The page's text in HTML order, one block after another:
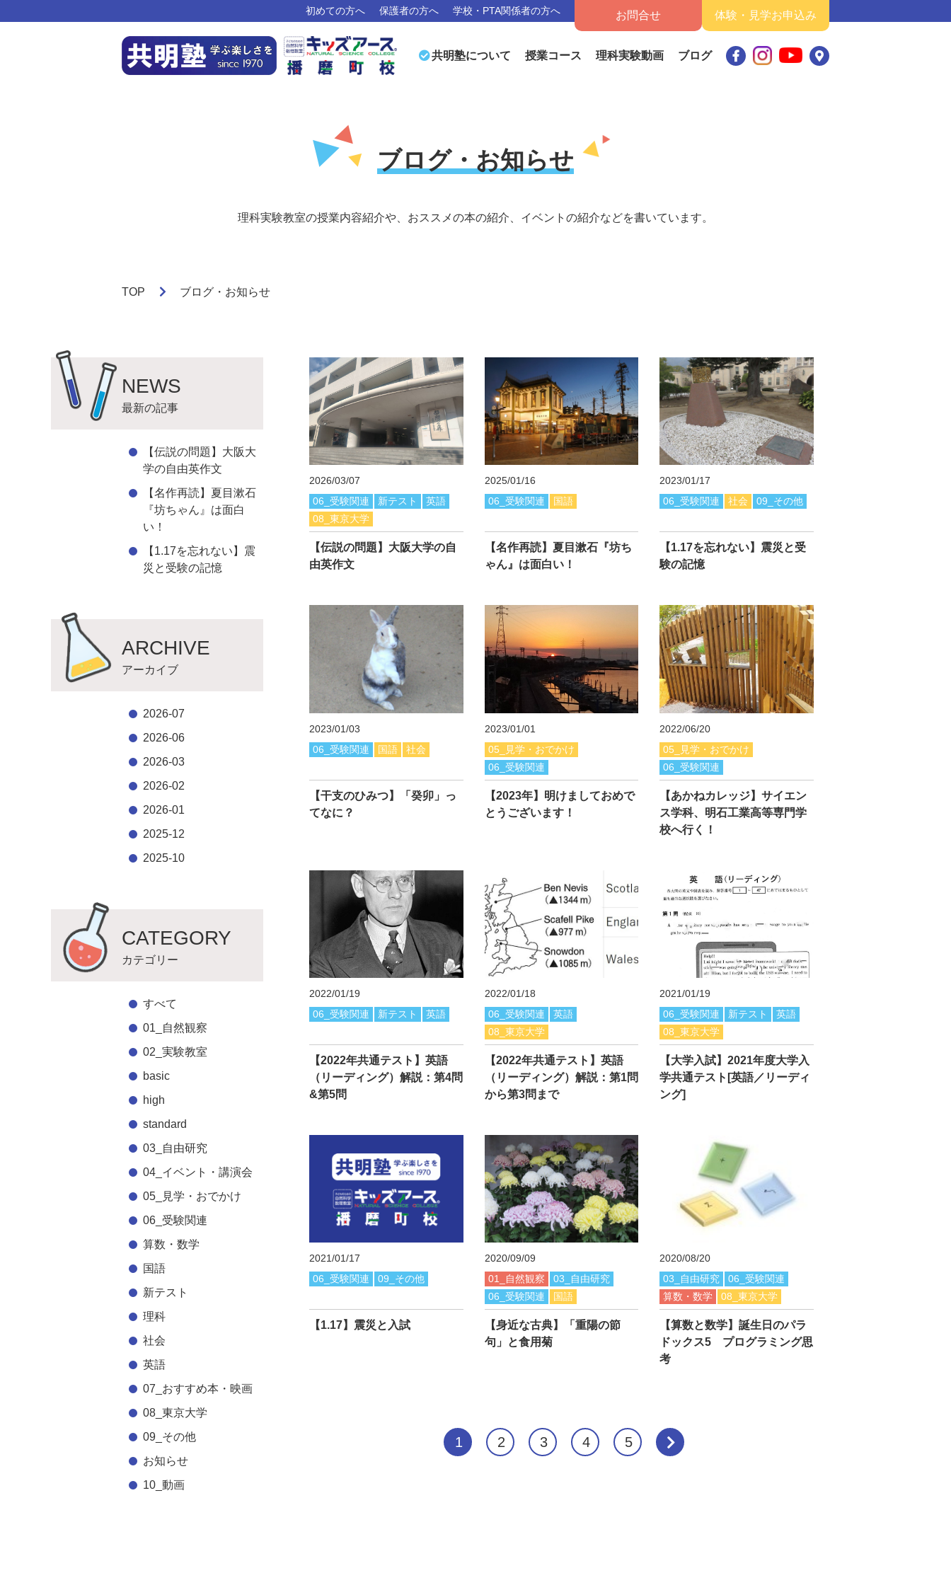
初めての方へ 保護者の方へ 学校・PTA関係者の方へ お問合せ 体験・見学お申込み
共明塾について 授業コース 理科実験動画 ブログ
ブログ・お知らせ
理科実験教室の授業内容紹介や、おススメの本の紹介、イベントの紹介などを書いています。
TOP ブログ・お知らせ
NEWS
最新の記事
【伝説の問題】大阪大
学の自由英作文
【名作再読】夏目漱石
『坊ちゃん』は面白
い！
【1.17を忘れない】震
災と受験の記憶
ARCHIVE
アーカイブ
2026-07
2026-06
2026-03
2026-02
2026-01
2025-12
2025-10
CATEGORY
カテゴリー
すべて
01_自然観察
02_実験教室
basic
high
standard
03_自由研究
04_イベント・講演会
05_見学・おでかけ
06_受験関連
算数・数学
国語
新テスト
理科
社会
英語
07_おすすめ本・映画
08_東京大学
09_その他
お知らせ
10_動画
2026/03/07
06_受験関連
新テスト
英語
08_東京大学
【伝説の問題】大阪大学の自
由英作文
2025/01/16
06_受験関連
国語
【名作再読】夏目漱石『坊ち
ゃん』は面白い！
2023/01/17
06_受験関連
社会 09_その他
【1.17を忘れない】震災と受
験の記憶
2023/01/03
06_受験関連
国語 社会
【干支のひみつ】「癸卯」っ
てなに？
2023/01/01
05_見学・おでかけ
06_受験関連
【2023年】明けましておめで
とうございます！
2022/06/20
05_見学・おでかけ
06_受験関連
【あかねカレッジ】サイエン
ス学科、明石工業高等専門学
校へ行く！
2022/01/19
06_受験関連
新テスト 英語
【2022年共通テスト】英語
（リーディング）解説：第4問
&第5問
2022/01/18
06_受験関連
英語
08_東京大学
【2022年共通テスト】英語
（リーディング）解説：第1問
から第3問まで
2021/01/19
06_受験関連
新テスト
英語
08_東京大学
【大学入試】2021年度大学入
学共通テスト[英語／リーディ
ング]
2021/01/17
06_受験関連
09_その他
【1.17】震災と入試
2020/09/09
01_自然観察
03_自由研究
06_受験関連
国語
【身近な古典】「重陽の節
句」と食用菊
2020/08/20
03_自由研究
06_受験関連
算数・数学
08_東京大学
【算数と数学】誕生日のパラ
ドックス5 プログラミング思
考
1 2 3 4 5